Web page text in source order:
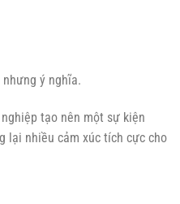
ý nghĩa.
tạo nên một sự kiện
lại nhiều cảm xúc tích cực cho